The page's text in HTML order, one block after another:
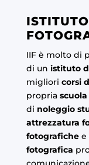
IIF è molto di
di un istituto
migliori corsi
propria
di noleggio
attrezzatura
fotografichee
fotografica